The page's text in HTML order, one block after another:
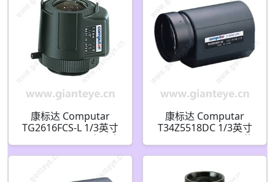
康标达 Computar
TG2616FCS-L 1/3英寸
2.6mm F1.6 DC自动光
电缆(CS接口)
康标达 Computar
T34Z5518DC 1/3英寸
5.5-187mm F1.8 34倍
口)